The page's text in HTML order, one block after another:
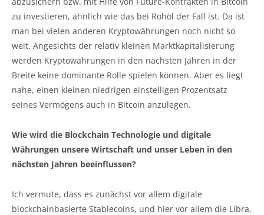
zu investieren, ähnlich wie das bei Rohöl der Fall ist. Da ist
man bei vielen anderen Kryptowährungen noch nicht so
weit. Angesichts der relativ kleinen Marktkapitalisierung
werden Kryptowährungen in den nächsten Jahren in der
Breite keine dominante Rolle spielen können. Aber es liegt
nahe, einen kleinen niedrigen einstelligen Prozentsatz
seines Vermögens auch in Bitcoin anzulegen.
Wie wird die Blockchain Technologie und digitale
Währungen unsere Wirtschaft und unser Leben in den
nächsten Jahren beeinflussen?
Ich vermute, dass es zunächst vor allem digitale
blockchainbasierte Stablecoins, und hier vor allem die Libra,